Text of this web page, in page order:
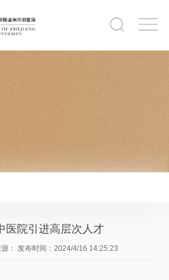
医院引进高层次人才
： 发布时间：2024/4/16 14:25:23